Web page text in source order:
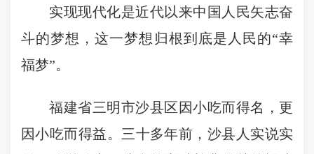
实现现代化是近代以来中国人民矢志奋
斗的梦想，这一梦想归根到底是人民的“幸
福梦”。
福建省三明市沙县区因小吃而得名，更
因小吃而得益。三十多年前，沙县人实说实